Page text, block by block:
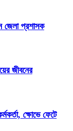
জেলা প্রশাসক
জীবনের
ক্ষোভে ফেটে